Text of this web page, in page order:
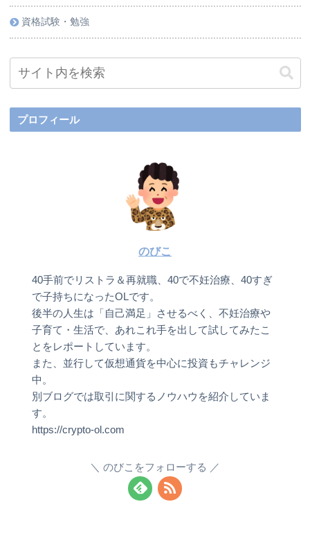
資格試験・勉強
プロフィール
のびこ
40手前でリストラ＆再就職、40で不妊治療、40すぎ
で子持ちになったOLです。
後半の人生は「自己満足」させるべく、不妊治療や
子育て・生活で、あれこれ手を出して試してみたこ
とをレポートしています。
また、並行して仮想通貨を中心に投資もチャレンジ
中。
別ブログでは取引に関するノウハウを紹介していま
す。
https://crypto-ol.com
のびこをフォローする